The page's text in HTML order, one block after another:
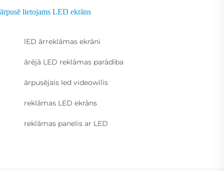
ārpusē lietojams LED ekrāns
lED ārreklāmas ekrāni
ārējā LED reklāmas parādība
ārpusējais led videowīlis
reklāmas LED ekrāns
reklāmas panelis ar LED